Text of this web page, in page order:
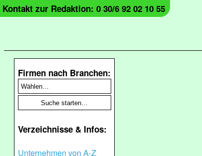
Kontakt zur Redaktion: 0 30/6 92 02 10 55
Firmen nach Branchen:
Verzeichnisse & Infos:
Unternehmen von A-Z